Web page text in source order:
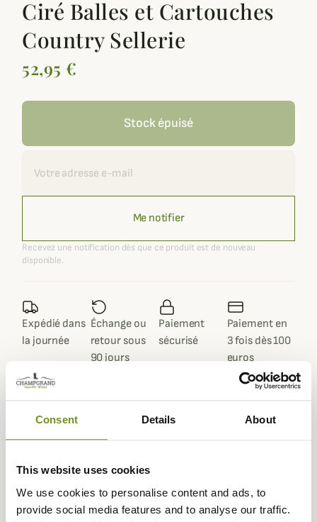
Consent Details About
This website uses cookies
We use cookies to personalise content and ads, to
provide social media features and to analyse our traffic.
Ciré Balles et Cartouches
Country Sellerie
52,95 €
Stock épuisé
Me notifier
Recevez une notification dès que ce produit est de nouveau
disponible.
Expédié dans
la journée
Échange ou
retour sous
90 jours
Paiement
sécurisé
Paiement en
3 fois dès 100
euros
Cet élégante cartouchière ceinture, fabriquée en France
dans un cuir croupon ciré hydrofugé pourra accueillir
jusqu'à 7 balles et 14 cartouches.